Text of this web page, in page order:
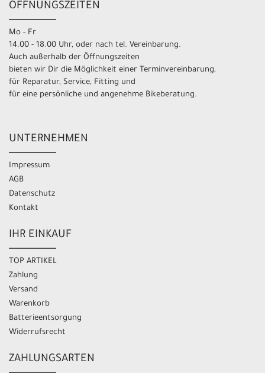
ÖFFNUNGSZEITEN
Mo - Fr
14.00 - 18.00 Uhr, oder nach tel. Vereinbarung.
Auch außerhalb der Öffnungszeiten
bieten wir Dir die Möglichkeit einer Terminvereinbarung,
für Reparatur, Service, Fitting und
für eine persönliche und angenehme Bikeberatung.
UNTERNEHMEN
Impressum
AGB
Datenschutz
Kontakt
IHR EINKAUF
TOP ARTIKEL
Zahlung
Versand
Warenkorb
Batterieentsorgung
Widerrufsrecht
ZAHLUNGSARTEN